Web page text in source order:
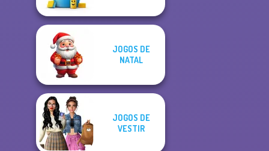
JOGOS DE
NATAL
JOGOS DE
VESTIR